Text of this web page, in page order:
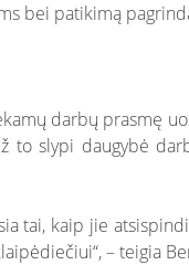
bei patikimą
darbų prasmę
to slypi daugybė
tai, kaip jie
– teigia